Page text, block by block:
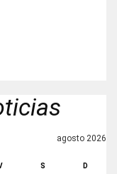
agosto 2026
S D